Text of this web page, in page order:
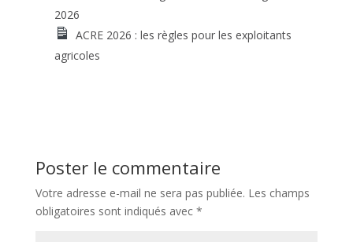
2026
ACRE 2026 : les règles pour les exploitants
agricoles
Poster le commentaire
Votre adresse e-mail ne sera pas publiée. Les champs
obligatoires sont indiqués avec *